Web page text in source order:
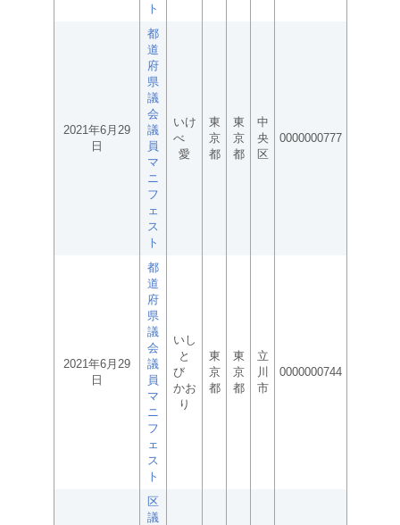
ト
2021年6月29
日
都
道
府
県
議
会
議
員
マ
ニ
フ
ェ
ス
ト
いけ
べ
愛
東
京
都
東
京
都
中
央
区
0000000777
2021年6月29
日
都
道
府
県
議
会
議
員
マ
ニ
フ
ェ
ス
ト
いし
と
び
かお
り
東
京
都
東
京
都
立
川
市
0000000744
区
議